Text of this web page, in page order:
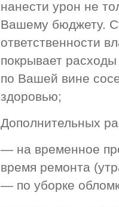
нанести урон не
Вашему бюджету.
ответственности
покрывает
по Вашей вине
здоровью;
Дополнительных
— на временное
время ремонта
— по уборке